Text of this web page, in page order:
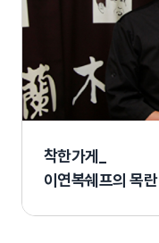
착한가게_
이연복쉐프의 목란